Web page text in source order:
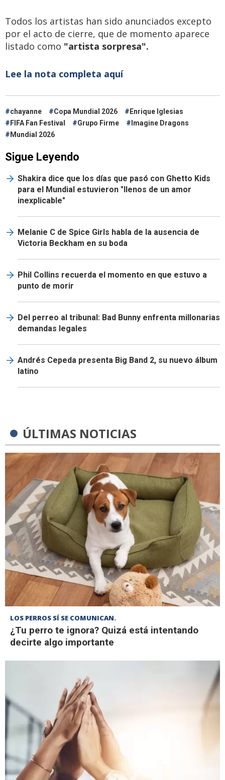
Todos los artistas han sido anunciados excepto
por el acto de cierre, que de momento aparece
listado como "artista sorpresa".
Lee la nota completa aquí
chayanne Copa Mundial 2026
Enrique Iglesias
FIFA Fan Festival
Grupo Firme
Imagine Dragons
Mundial 2026
Sigue Leyendo
Shakira dice que los días que pasó con Ghetto Kids
para el Mundial estuvieron "llenos de un amor
inexplicable"
Melanie C de Spice Girls habla de la ausencia de
Victoria Beckham en su boda
Phil Collins recuerda el momento en que estuvo a
punto de morir
Del perreo al tribunal: Bad Bunny enfrenta millonarias
demandas legales
Andrés Cepeda presenta Big Band 2, su nuevo álbum
latino
ÚLTIMAS NOTICIAS
LOS PERROS SÍ SE COMUNICAN.
¿Tu perro te ignora? Quizá está intentando
decirte algo importante